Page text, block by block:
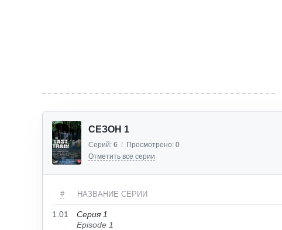
СЕЗОН 1
Серий: 6 / Просмотрено: 0
Отметить все серии
# НАЗВАНИЕ СЕРИИ
1.01
Серия 1
Episode 1